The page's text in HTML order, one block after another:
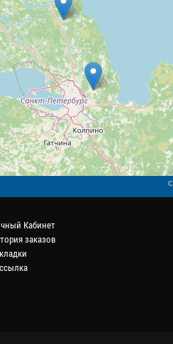
Кабинет
заказов